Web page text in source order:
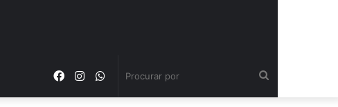
WhatsApp
Instagram
Facebook